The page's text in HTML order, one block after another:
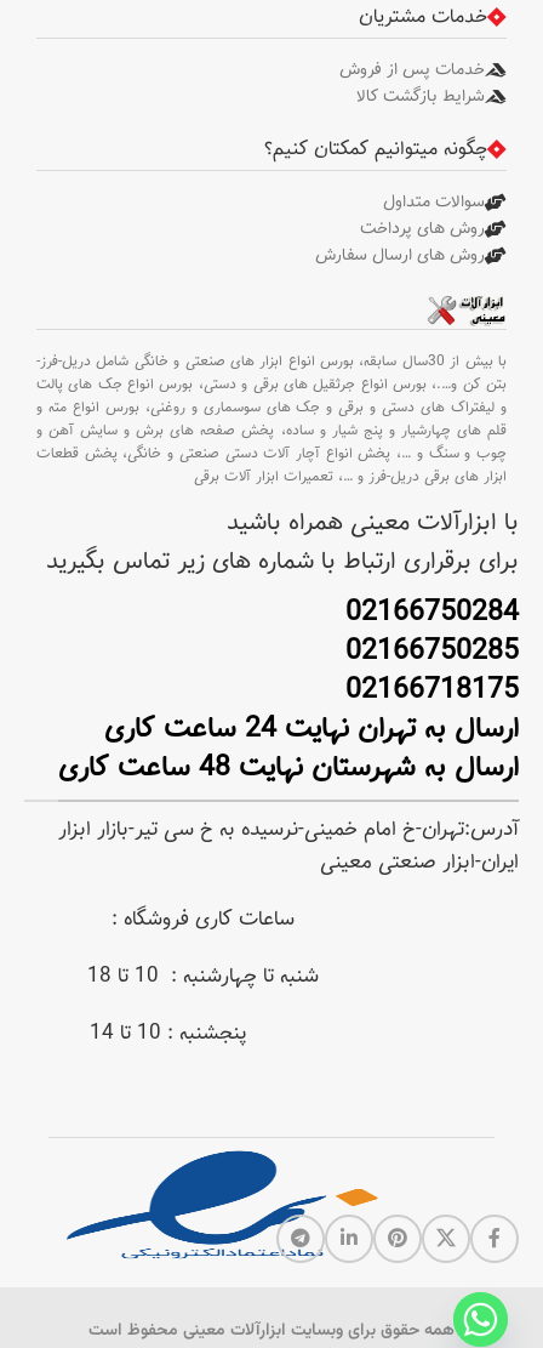
خدمات مشتریان
خدمات پس از فروش
شرایط بازگشت کالا
چگونه میتوانیم کمکتان کنیم؟
سوالات متداول
روش های پرداخت
روش های ارسال سفارش
با بیش از 30سال سابقه،
بورس انواع ابزار های صنعتی و خانگی شامل دریل-فرز-
بتن کن و….، بورس انواع جرثقیل های برقی و دستی، بورس انواع جک های پالت
و لیفتراک های دستی و برقی و جک های سوسماری و روغنی، بورس انواع مته و
قلم های چهارشیار و پنج شیار و ساده، پخش صفحه های برش و سایش آهن و
چوب و سنگ و …، پخش انواع آچار آلات دستی صنعتی و خانگی، پخش قطعات
ابزار های برقی دریل-فرز و …، تعمیرات ابزار آلات برقی
با ابزارآلات معینی همراه باشید
برای برقراری ارتباط با شماره های زیر تماس بگیرید
02166750284
02166750285
02166718175
ارسال به تهران نهایت 24 ساعت کاری
ارسال به شهرستان نهایت 48 ساعت کاری
آدرس:تهران-خ امام خمینی-نرسیده به خ سی تیر-بازار ابزار
ایران-ابزار صنعتی معینی
ساعات کاری فروشگاه :
شنبه تا چهارشنبه : 10 تا 18
پنجشنبه : 10 تا 14
همه حقوق برای وبسایت ابزارآلات معینی محفوظ است